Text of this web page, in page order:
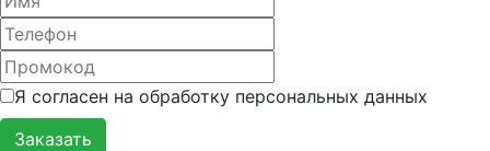
Я согласен на обработку персональных данных
Заказать